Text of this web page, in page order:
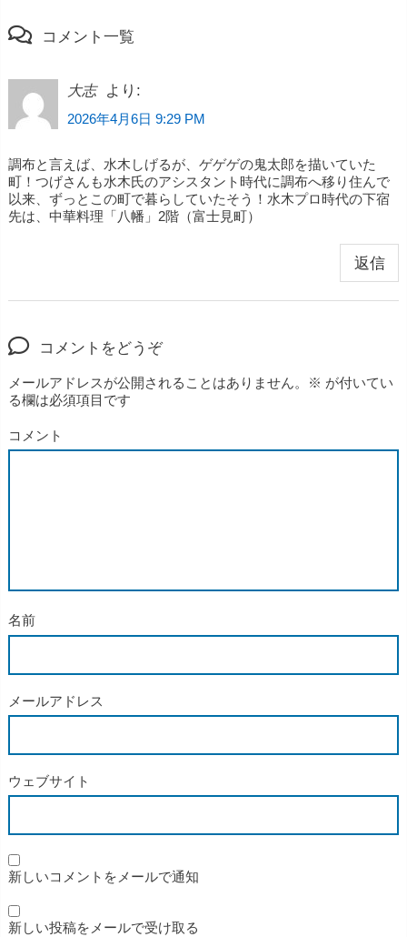
コメント一覧
大志 より:
2026年4月6日 9:29 PM
調布と言えば、水木しげるが、ゲゲゲの鬼太郎を描いていた
町！つげさんも水木氏のアシスタント時代に調布へ移り住んで
以来、ずっとこの町で暮らしていたそう！水木プロ時代の下宿
先は、中華料理「八幡」2階（富士見町）
返信
コメントをどうぞ
メールアドレスが公開されることはありません。 ※ が付いてい
る欄は必須項目です
コメント
名前
メールアドレス
ウェブサイト
新しいコメントをメールで通知
新しい投稿をメールで受け取る